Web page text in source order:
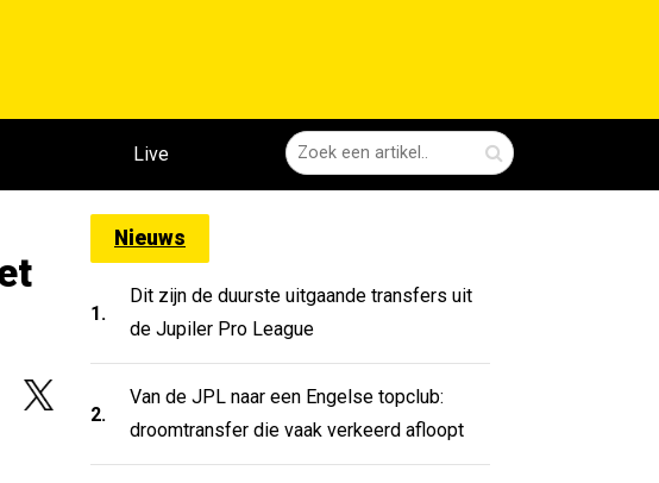
Live
Nieuws
1.
Dit zijn de duurste uitgaande transfers uit
de Jupiler Pro League
2.
Van de JPL naar een Engelse topclub:
droomtransfer die vaak verkeerd afloopt